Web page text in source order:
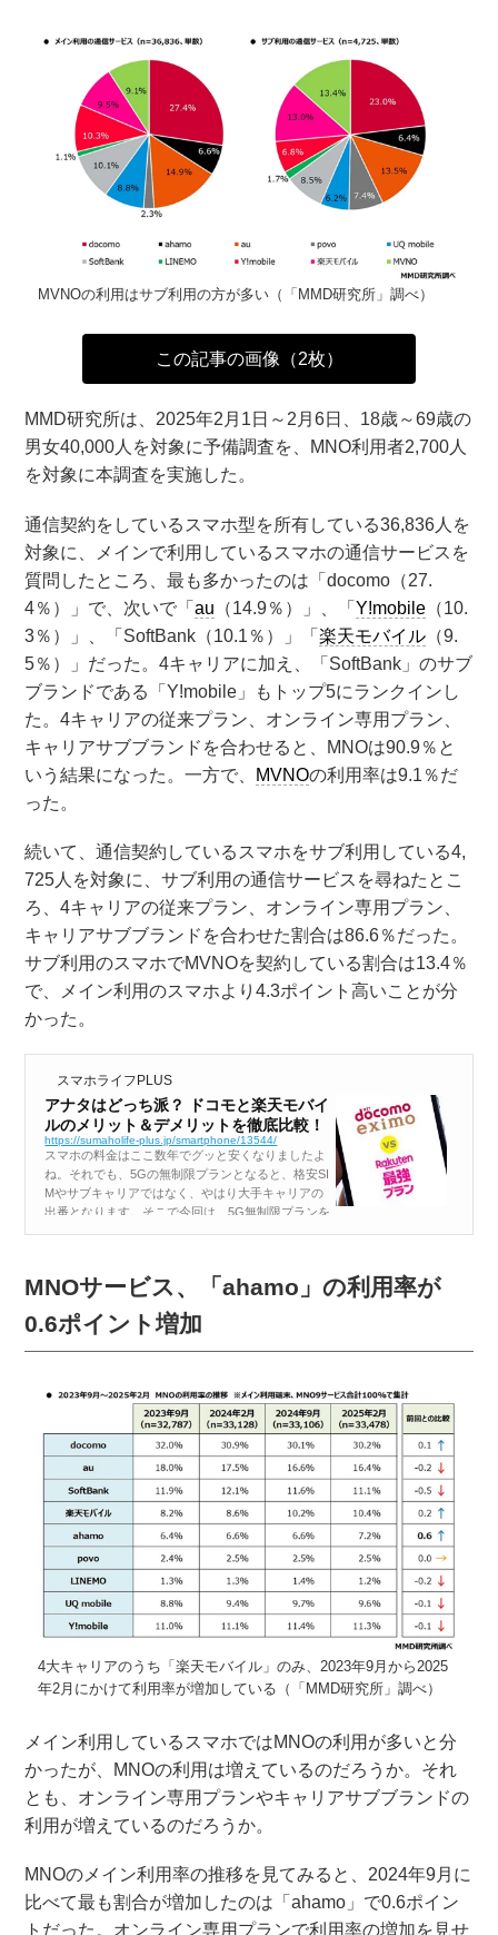
MVNOの利用はサブ利用の方が多い（「MMD研究所」調べ）
この記事の画像（2枚）
MMD研究所は、2025年2月1日～2月6日、18歳～69歳の
男女40,000人を対象に予備調査を、MNO利用者2,700人
を対象に本調査を実施した。
通信契約をしているスマホ型を所有している36,836人を
対象に、メインで利用しているスマホの通信サービスを
質問したところ、最も多かったのは「docomo（27.
4％）」で、次いで「au （14.9％）」、「Y!mobile （10.
3％）」、「SoftBank（10.1％）」「楽天モバイル （9.
5％）」だった。4キャリアに加え、「SoftBank」のサブ
ブランドである「Y!mobile」もトップ5にランクインし
た。4キャリアの従来プラン、オンライン専用プラン、
キャリアサブブランドを合わせると、MNOは90.9％と
いう結果になった。一方で、 MVNOの利用率は9.1％だ
った。
続いて、通信契約しているスマホをサブ利用している4,
725人を対象に、サブ利用の通信サービスを尋ねたとこ
ろ、4キャリアの従来プラン、オンライン専用プラン、
キャリアサブブランドを合わせた割合は86.6％だった。
サブ利用のスマホでMVNOを契約している割合は13.4％
で、メイン利用のスマホより4.3ポイント高いことが分
かった。
スマホライフPLUS
アナタはどっち派？ ドコモと楽天モバイ
ルのメリット＆デメリットを徹底比較！
https://sumaholife-plus.jp/smartphone/13544/
スマホの料金はここ数年でグッと安くなりましたよ
ね。それでも、5Gの無制限プランとなると、格安SI
Mやサブキャリアではなく、やはり大手キャリアの
出番となります。そこで今回は、5G無制限プランを
MNOサービス、「ahamo」の利用率が
0.6ポイント増加
4大キャリアのうち「楽天モバイル」のみ、2023年9月から2025
年2月にかけて利用率が増加している（「MMD研究所」調べ）
メイン利用しているスマホではMNOの利用が多いと分
かったが、MNOの利用は増えているのだろうか。それ
とも、オンライン専用プランやキャリアサブブランドの
利用が増えているのだろうか。
MNOのメイン利用率の推移を見てみると、2024年9月に
比べて最も割合が増加したのは「ahamo」で0.6ポイン
トだった。オンライン専用プランで利用率の増加を見せ